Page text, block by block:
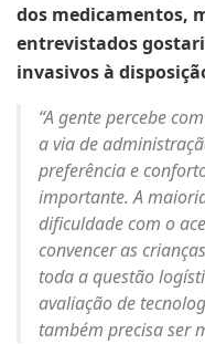
dos medicamentos,
entrevistados
invasivos à
“A gente percebe
a via de
preferência e
importante. A
dificuldade com o
convencer as
toda a questão
avaliação de
também precisa ser